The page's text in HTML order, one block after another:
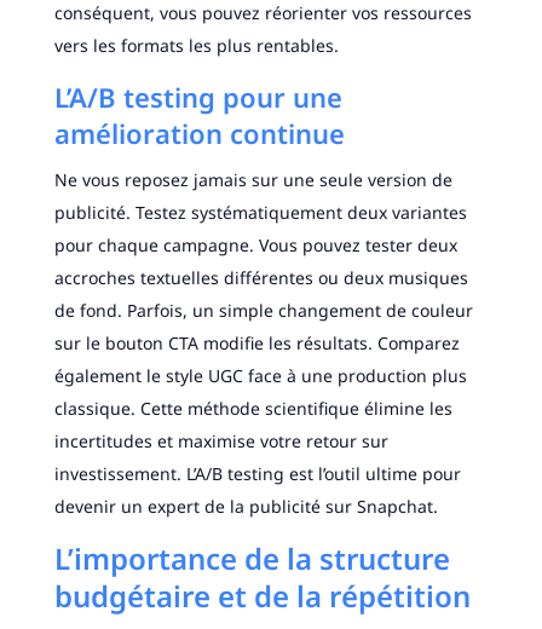
conséquent, vous pouvez réorienter vos ressources
vers les formats les plus rentables.
L’A/B testing pour une
amélioration continue
Ne vous reposez jamais sur une seule version de
publicité. Testez systématiquement deux variantes
pour chaque campagne. Vous pouvez tester deux
accroches textuelles différentes ou deux musiques
de fond. Parfois, un simple changement de couleur
sur le bouton CTA modifie les résultats. Comparez
également le style UGC face à une production plus
classique. Cette méthode scientifique élimine les
incertitudes et maximise votre retour sur
investissement. L’A/B testing est l’outil ultime pour
devenir un expert de la publicité sur Snapchat.
L’importance de la structure
budgétaire et de la répétition